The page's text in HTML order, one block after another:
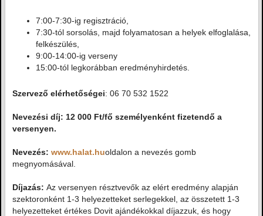
7:00-7:30-ig regisztráció,
7:30-tól sorsolás, majd folyamatosan a helyek elfoglalása,
felkészülés,
9:00-14:00-ig verseny
15:00-tól legkorábban eredményhirdetés.
Szervező elérhetőségei: 06 70 532 1522
Nevezési díj: 12 000 Ft/fő személyenként fizetendő a
versenyen.
Nevezés: www.halat.huoldalon a nevezés gomb
megnyomásával.
Díjazás: Az versenyen résztvevők az elért eredmény alapján
szektoronként 1-3 helyezetteket serlegekkel, az összetett 1-3
helyezetteket értékes Dovit ajándékokkal díjazzuk, és hogy